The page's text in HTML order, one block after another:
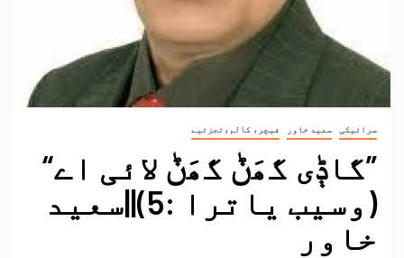
سرائیکی سعید خاور فیچر، کالم،تجزئیے
”گاݙی گھَݨ گھَݨ لائی اے“
(وسیب یاترا :5)||سعید
خاور